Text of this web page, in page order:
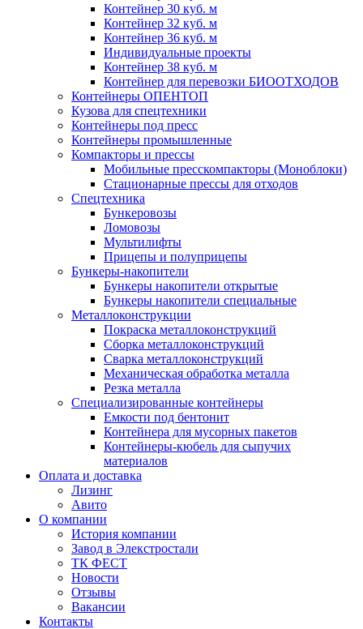
Контейнер 30 куб. м
Контейнер 32 куб. м
Контейнер 36 куб. м
Индивидуальные проекты
Контейнер 38 куб. м
Контейнер для перевозки БИООТХОДОВ
Контейнеры ОПЕНТОП
Кузова для спецтехники
Контейнеры под пресс
Контейнеры промышленные
Компакторы и прессы
Мобильные пресскомпакторы (Моноблоки)
Стационарные прессы для отходов
Спецтехника
Бункеровозы
Ломовозы
Мультилифты
Прицепы и полуприцепы
Бункеры-накопители
Бункеры накопители открытые
Бункеры накопители специальные
Металлоконструкции
Покраска металлоконструкций
Сборка металлоконструкций
Сварка металлоконструкций
Механическая обработка металла
Резка металла
Специализированные контейнеры
Емкости под бентонит
Контейнера для мусорных пакетов
Контейнеры-кюбель для сыпучих
материалов
Оплата и доставка
Лизинг
Авито
О компании
История компании
Завод в Элекстростали
ТК ФЕСТ
Новости
Отзывы
Вакансии
Контакты